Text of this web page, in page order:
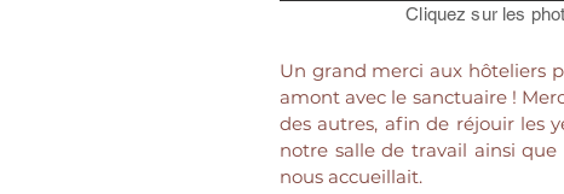
Cliquez sur les
Un grand merci aux hôteliers
amont avec le sanctuaire !
des autres, afin de réjouir les
notre salle de travail ainsi
nous accueillait.